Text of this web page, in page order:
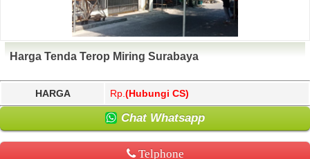
Harga Tenda Terop Miring Surabaya
HARGA Rp. (Hubungi CS)
Chat Whatsapp
Telphone